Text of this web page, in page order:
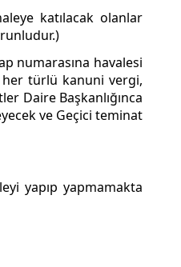
katılacak olanlar
numarasına havalesi
her türlü kanuni vergi,
Daire Başkanlığınca
ve Geçici teminat
yapıp yapmamakta